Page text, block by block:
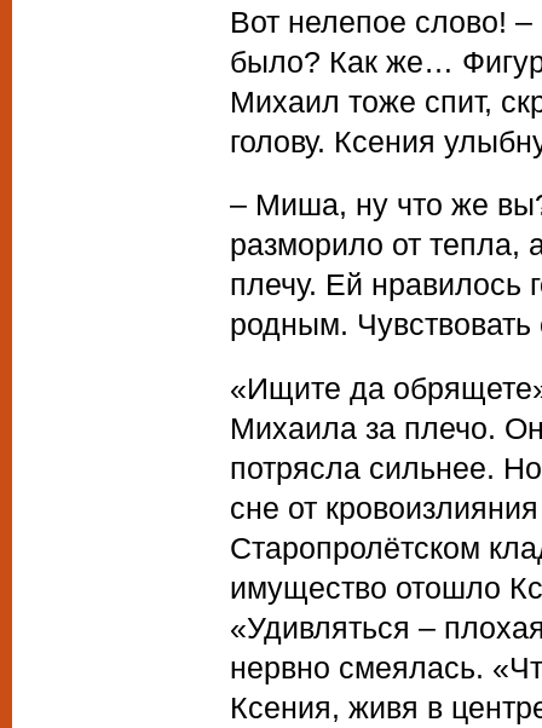
Вот нелепое слово! –
было? Как же…
Михаил тоже спит,
голову. Ксения
– Миша, ну что же
разморило от тепла,
плечу. Ей нравилось
родным.
«Ищите да
Михаила за плечо.
потрясла сильнее.
сне от
Старопролётском
имущество отошло
«Удивляться –
нервно смеялась.
Ксения, живя в